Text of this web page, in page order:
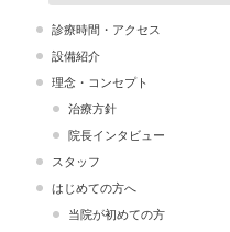
診療時間・アクセス
設備紹介
理念・コンセプト
治療方針
院長インタビュー
スタッフ
はじめての方へ
当院が初めての方